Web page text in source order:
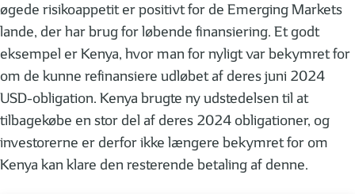
øgede risikoappetit er positivt for de Emerging Markets
lande, der har brug for løbende finansiering. Et godt
eksempel er Kenya, hvor man for nyligt var bekymret for
om de kunne refinansiere udløbet af deres juni 2024
USD-obligation. Kenya brugte ny udstedelsen til at
tilbagekøbe en stor del af deres 2024 obligationer, og
investorerne er derfor ikke længere bekymret for om
Kenya kan klare den resterende betaling af denne.